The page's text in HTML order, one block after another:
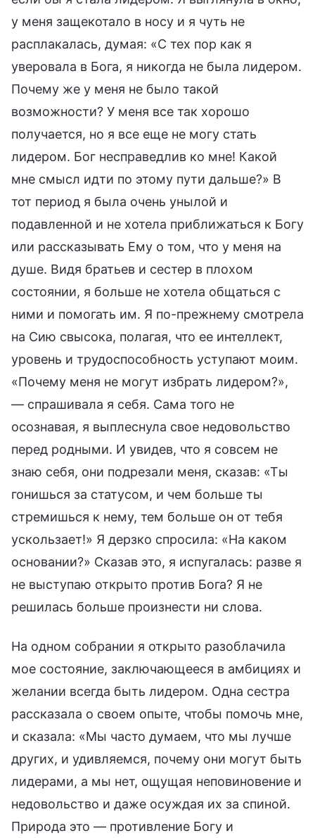
у меня защекотало в носу и я чуть не
расплакалась, думая: «С тех пор как я
уверовала в Бога, я никогда не была лидером.
Почему же у меня не было такой
возможности? У меня все так хорошо
получается, но я все еще не могу стать
лидером. Бог несправедлив ко мне! Какой
мне смысл идти по этому пути дальше?» В
тот период я была очень унылой и
подавленной и не хотела приближаться к Богу
или рассказывать Ему о том, что у меня на
душе. Видя братьев и сестер в плохом
состоянии, я больше не хотела общаться с
ними и помогать им. Я по-прежнему смотрела
на Сию свысока, полагая, что ее интеллект,
уровень и трудоспособность уступают моим.
«Почему меня не могут избрать лидером?»,
— спрашивала я себя. Сама того не
осознавая, я выплеснула свое недовольство
перед родными. И увидев, что я совсем не
знаю себя, они подрезали меня, сказав: «Ты
гонишься за статусом, и чем больше ты
стремишься к нему, тем больше он от тебя
ускользает!» Я дерзко спросила: «На каком
основании?» Сказав это, я испугалась: разве я
не выступаю открыто против Бога? Я не
решилась больше произнести ни слова.
На одном собрании я открыто разоблачила
мое состояние, заключающееся в амбициях и
желании всегда быть лидером. Одна сестра
рассказала о своем опыте, чтобы помочь мне,
и сказала: «Мы часто думаем, что мы лучше
других, и удивляемся, почему они могут быть
лидерами, а мы нет, ощущая неповиновение и
недовольство и даже осуждая их за спиной.
Природа это — противление Богу и